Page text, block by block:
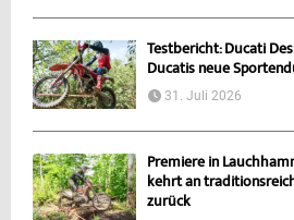
Testbericht: Ducati
Ducatis neue
31. Juli 2026
Premiere in
kehrt an
zurück